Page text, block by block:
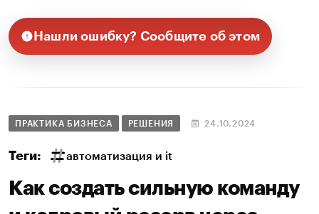
новый сайт без потери позиций.
переходили на новые страницы.
Работа с Google Maps
Google Maps предъявляет особые требования к